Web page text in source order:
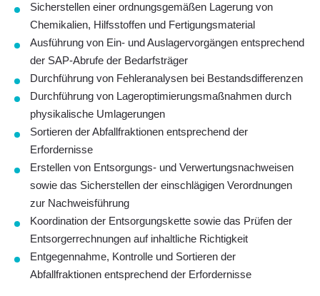
Sicherstellen einer ordnungsgemäßen Lagerung von
Chemikalien, Hilfsstoffen und Fertigungsmaterial
Ausführung von Ein- und Auslagervorgängen entsprechend
der SAP-Abrufe der Bedarfsträger
Durchführung von Fehleranalysen bei Bestandsdifferenzen
Durchführung von Lageroptimierungsmaßnahmen durch
physikalische Umlagerungen
Sortieren der Abfallfraktionen entsprechend der
Erfordernisse
Erstellen von Entsorgungs- und Verwertungsnachweisen
sowie das Sicherstellen der einschlägigen Verordnungen
zur Nachweisführung
Koordination der Entsorgungskette sowie das Prüfen der
Entsorgerrechnungen auf inhaltliche Richtigkeit
Entgegennahme, Kontrolle und Sortieren der
Abfallfraktionen entsprechend der Erfordernisse